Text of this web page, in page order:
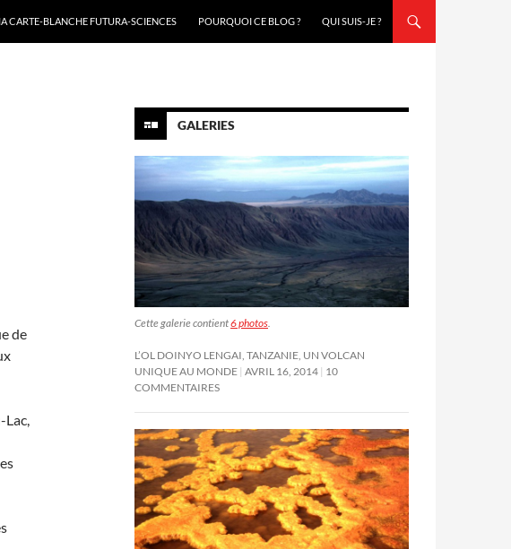
CARTE-BLANCHE FUTURA-SCIENCES
POURQUOI CE BLOG ? QUI SUIS-JE ?
de
Lac,
GALERIES
Cette galerie contient6 photos.
L’OL DOINYO LENGAI, TANZANIE, UN VOLCAN
UNIQUE AU MONDE AVRIL 16, 2014 10
COMMENTAIRES